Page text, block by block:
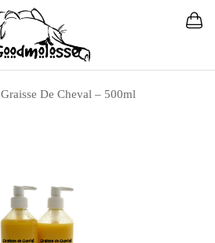
Graisse De Cheval – 500ml